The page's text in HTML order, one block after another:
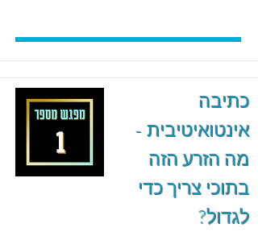
כתיבה
אינטואיטיבית -
מה הזרע הזה
בתוכי צריך כדי
לגדול?